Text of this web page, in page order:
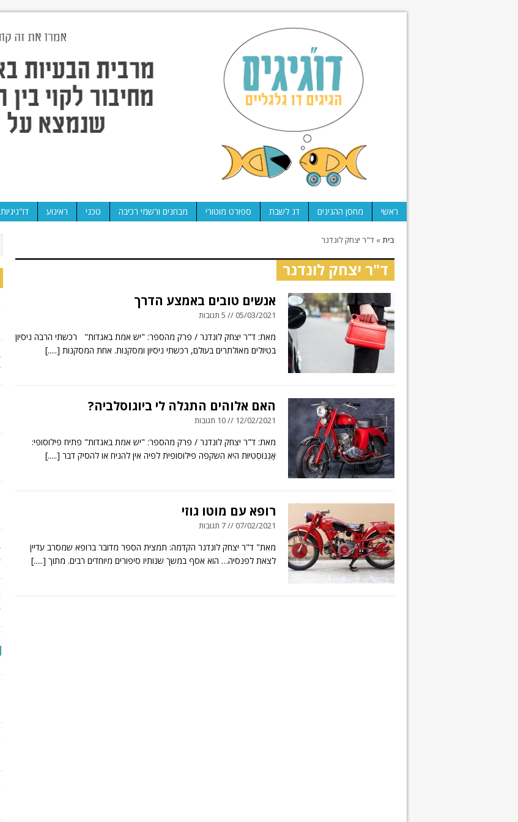
ראשי מחסן ההגיגים דג לשבת ספורט מוטורי מבחנים ורשמי רכיבה טכני ראינוע דו"גיגיות
בית» ד"ר יצחק לונדנר
ד"ר יצחק לונדנר
אנשים טובים באמצע הדרך
05/03/2021 // 5 תגובות
מאת: ד"ר יצחק לונדנר / פרק מהספר: "יש אמת באגדות" רכשתי הרבה ניסיון
בטיולים מאולתרים בעולם, רכשתי ניסיון ומסקנות. אחת המסקנות [.....]
האם אלוהים התגלה לי ביוגוסלביה?
12/02/2021 // 10 תגובות
מאת: ד"ר יצחק לונדנר / פרק מהספר: "יש אמת באגדות" פתיח פילוסופי:
אַגְנוֹסְטִיוּת היא השקפה פילוסופית לפיה אין להניח או להסיק דבר [.....]
רופא עם מוטו גוזי
07/02/2021 // 7 תגובות
מאת" ד"ר יצחק לונדנר הקדמה: תמצית הספר מדובר ברופא שמסרב עדיין
לצאת לפנסיה… הוא אסף במשך שנותיו סיפורים מיוחדים רבים. מתוך [.....]